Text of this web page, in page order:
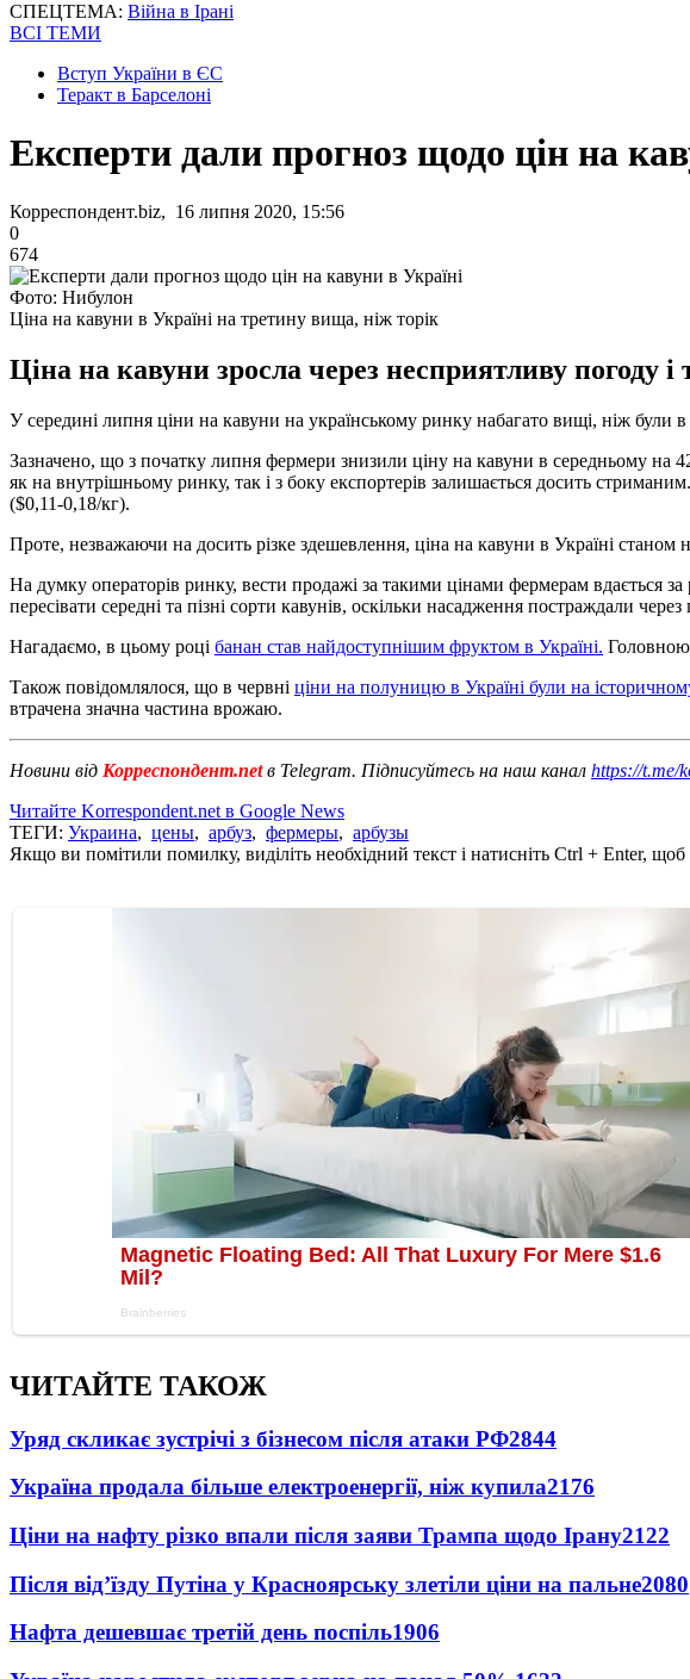
СПЕЦТЕМА: Війна в Ірані
ВСІ ТЕМИ
Вступ України в ЄС
Теракт в Барселоні
Експерти дали прогноз щодо цін на
Корреспондент.biz, 16 липня 2020, 15:56
0
674
Фото: Нибулон
Ціна на кавуни в Україні на третину вища, ніж торік
Ціна на кавуни зросла через несприятливу погоду
У середині липня ціни на кавуни на українському ринку набагато вищі, ніж були
Зазначено, що з початку липня фермери знизили ціну на кавуни в середньому на
як на внутрішньому ринку, так і з боку експортерів залишається досить
($0,11-0,18/кг).
Проте, незважаючи на досить різке здешевлення, ціна на кавуни в Україні
На думку операторів ринку, вести продажі за такими цінами фермерам вдається
пересівати середні та пізні сорти кавунів, оскільки насадження постраждали через
Нагадаємо, в цьому році банан став найдоступнішим фруктом в Україні. Головною
Також повідомлялося, що в червні ціни на полуницю в Україні були на
втрачена значна частина врожаю.
Новини від Корреспондент.netв Telegram. Підписуйтесь на наш канал https://t.me/
Читайте Korrespondent.net в Google News
ТЕГИ: Украина, цены, арбуз, фермеры, арбузы
Якщо ви помітили помилку, виділіть необхідний текст і натисніть Ctrl + Enter,
ЧИТАЙТЕ ТАКОЖ
Уряд скликає зустрічі з бізнесом після атаки РФ2844
Україна продала більше електроенергії, ніж купила2176
Ціни на нафту різко впали після заяви Трампа щодо Ірану2122
Після від’їзду Путіна у Красноярську злетіли ціни на пальне2080
Нафта дешевшає третій день поспіль1906